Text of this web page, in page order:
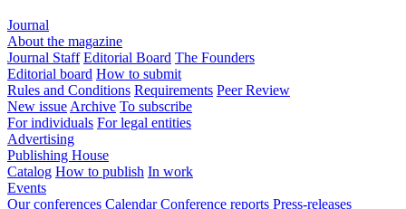
Journal
About the magazine
Journal Staff Editorial Board The Founders
Editorial board How to submit
Rules and Conditions Requirements Peer Review
New issue Archive To subscribe
For individuals For legal entities
Advertising
Publishing House
Catalog How to publish In work
Events
Our conferences Calendar Conference reports Press-releases